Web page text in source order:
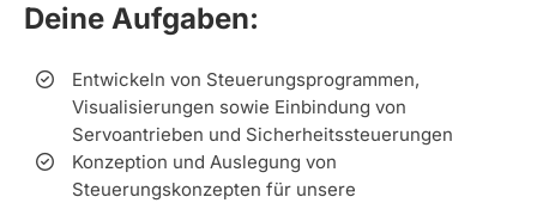
Deine Aufgaben:
Entwickeln von Steuerungsprogrammen,
Visualisierungen sowie Einbindung von
Servoantrieben und Sicherheitssteuerungen
Konzeption und Auslegung von
Steuerungskonzepten für unsere